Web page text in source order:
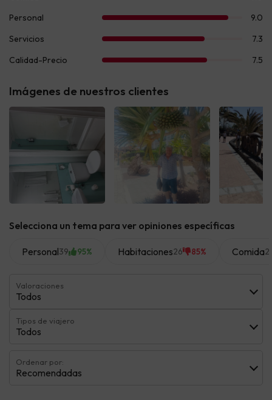
Imágenes de nuestros clientes
Selecciona un tema para ver opiniones específicas
Personal39 95% Habitaciones26 85% Comida
Valoraciones
Todos
Tipos de viajero
Todos
Ordenar por:
Recomendadas